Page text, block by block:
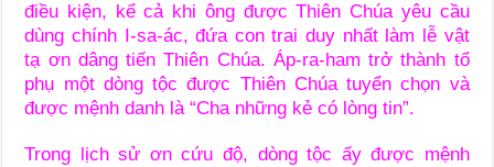
điều kiện, kể cả khi ông được Thiên Chúa yêu cầu
dùng chính I-sa-ác, đứa con trai duy nhất làm lễ vật
tạ ơn dâng tiến Thiên Chúa. Áp-ra-ham trở thành tổ
phụ một dòng tộc được Thiên Chúa tuyển chọn và
được mệnh danh là “Cha những kẻ có lòng tin”.
Trong lịch sử ơn cứu độ, dòng tộc ấy được mệnh